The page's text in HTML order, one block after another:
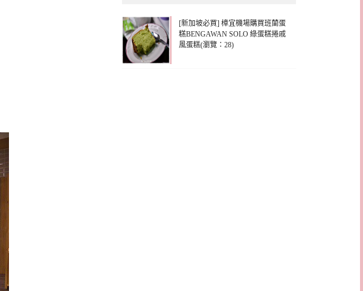
[新加坡必買] 樟宜機場購買班蘭蛋
糕BENGAWAN SOLO 綠蛋糕捲戚
風蛋糕(瀏覽：28)